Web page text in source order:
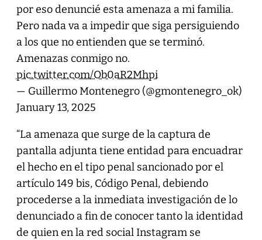
por eso denuncié esta amenaza a mi familia.
Pero nada va a impedir que siga persiguiendo
a los que no entienden que se terminó.
Amenazas conmigo no.
pic.twitter.com/Ob0aR2Mhpi
— Guillermo Montenegro (@gmontenegro_ok)
January 13, 2025
“La amenaza que surge de la captura de
pantalla adjunta tiene entidad para encuadrar
el hecho en el tipo penal sancionado por el
artículo 149 bis, Código Penal, debiendo
procederse a la inmediata investigación de lo
denunciado a fin de conocer tanto la identidad
de quien en la red social Instagram se